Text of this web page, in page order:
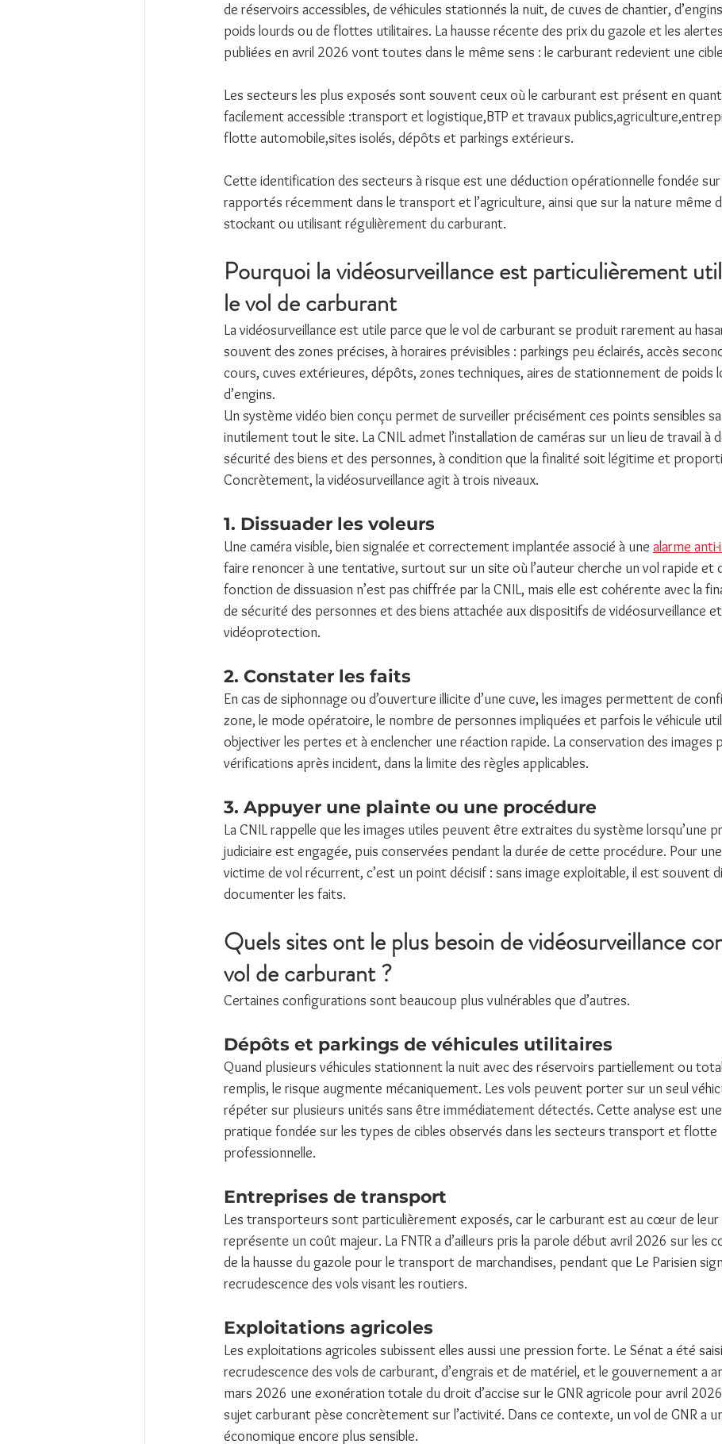
de réservoirs accessibles, de véhicules stationnés la nuit, de cuves de chantier,
poids lourds ou de flottes utilitaires. La hausse récente des prix du gazole et les
publiées en avril 2026 vont toutes dans le même sens : le carburant redevient une
Les secteurs les plus exposés sont souvent ceux où le carburant est présent en
facilement accessible :transport et logistique,BTP et travaux
flotte automobile,sites isolés, dépôts et parkings extérieurs.
Cette identification des secteurs à risque est une déduction opérationnelle fondée sur
rapportés récemment dans le transport et l’agriculture, ainsi que sur la nature même
stockant ou utilisant régulièrement du carburant.
Pourquoi la vidéosurveillance est particulièrement
le vol de carburant
La vidéosurveillance est utile parce que le vol de carburant se produit rarement au
souvent des zones précises, à horaires prévisibles : parkings peu éclairés, accès
cours, cuves extérieures, dépôts, zones techniques, aires de stationnement de poids
d’engins.
Un système vidéo bien conçu permet de surveiller précisément ces points sensibles
inutilement tout le site. La CNIL admet l’installation de caméras sur un lieu de travail à
sécurité des biens et des personnes, à condition que la finalité soit légitime et
Concrètement, la vidéosurveillance agit à trois niveaux.
1. Dissuader les voleurs
Une caméra visible, bien signalée et correctement implantée associé à une alarme
faire renoncer à une tentative, surtout sur un site où l’auteur cherche un vol rapide et
fonction de dissuasion n’est pas chiffrée par la CNIL, mais elle est cohérente avec la
de sécurité des personnes et des biens attachée aux dispositifs de vidéosurveillance
vidéoprotection.
2. Constater les faits
En cas de siphonnage ou d’ouverture illicite d’une cuve, les images permettent de
zone, le mode opératoire, le nombre de personnes impliquées et parfois le véhicule
objectiver les pertes et à enclencher une réaction rapide. La conservation des images
vérifications après incident, dans la limite des règles applicables.
3. Appuyer une plainte ou une procédure
La CNIL rappelle que les images utiles peuvent être extraites du système lorsqu’une
judiciaire est engagée, puis conservées pendant la durée de cette procédure. Pour
victime de vol récurrent, c’est un point décisif : sans image exploitable, il est souvent
documenter les faits.
Quels sites ont le plus besoin de vidéosurveillance
vol de carburant ?
Certaines configurations sont beaucoup plus vulnérables que d’autres.
Dépôts et parkings de véhicules utilitaires
Quand plusieurs véhicules stationnent la nuit avec des réservoirs partiellement ou
remplis, le risque augmente mécaniquement. Les vols peuvent porter sur un seul
répéter sur plusieurs unités sans être immédiatement détectés. Cette analyse est
pratique fondée sur les types de cibles observés dans les secteurs transport et flotte
professionnelle.
Entreprises de transport
Les transporteurs sont particulièrement exposés, car le carburant est au cœur de
représente un coût majeur. La FNTR a d’ailleurs pris la parole début avril 2026 sur les
de la hausse du gazole pour le transport de marchandises, pendant que Le Parisien
recrudescence des vols visant les routiers.
Exploitations agricoles
Les exploitations agricoles subissent elles aussi une pression forte. Le Sénat a été
recrudescence des vols de carburant, d’engrais et de matériel, et le gouvernement a
mars 2026 une exonération totale du droit d’accise sur le GNR agricole pour avril
sujet carburant pèse concrètement sur l’activité. Dans ce contexte, un vol de GNR a
économique encore plus sensible.